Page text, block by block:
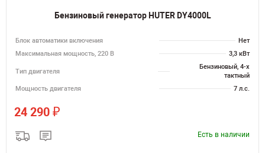
Бензиновый генератор HUTER DY4000L
Блок автоматики включения
Нет
Максимальная мощность, 220 В
3,3 кВт
Тип двигателя
Бензиновый, 4-х
тактный
Мощность двигателя
7 л.с.
24 290 ₽
Есть в наличии